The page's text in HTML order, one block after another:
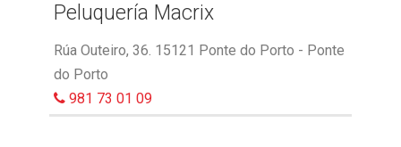
Peluquería Macrix
Rúa Outeiro, 36. 15121 Ponte do Porto - Ponte
do Porto
981 73 01 09